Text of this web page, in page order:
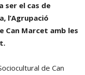
ser el cas de
l’Agrupació
Can Marcet amb les
de Can